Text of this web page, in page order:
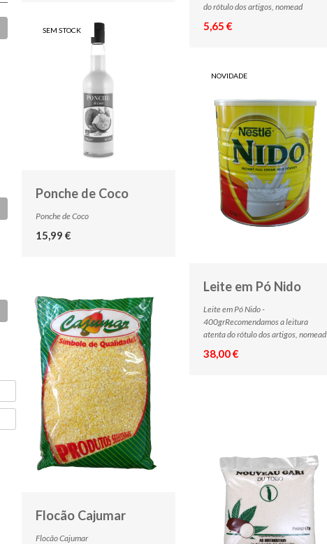
do rótulo dos artigos, nomead
5,65 €
SEM STOCK
Ponche de Coco
Ponche de Coco
15,99 €
NOVIDADE
Leite em Pó Nido
Leite em Pó Nido -
400grRecomendamos a leitura
atenta do rótulo dos artigos, nomead
38,00 €
Flocão Cajumar
Flocão Cajumar